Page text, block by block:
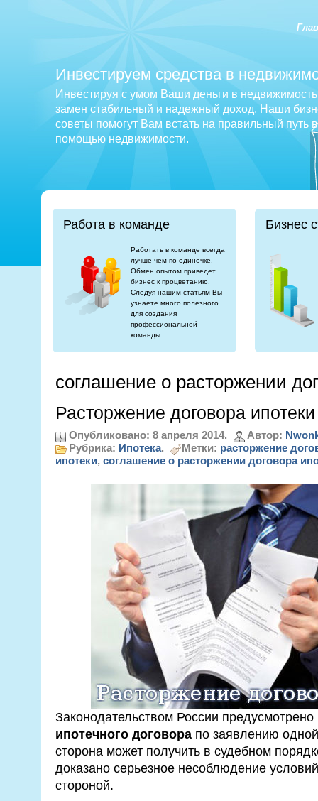
Инвестируем средства в
Инвестируя с умом Ваши деньги в
замен стабильный и надежный доход. Наши
советы помогут Вам встать на правильный путь
помощью недвижимости.
Работа в команде
Работать в команде всегда
лучше чем по одиночке.
Обмен опытом приведет
бизнес к процветанию.
Следуя нашим статьям Вы
узнаете много полезного
для создания
профессиональной
команды
Бизнес
соглашение о расторжении
Расторжение договора ипотеки
Опубликовано: 8 апреля 2014. Автор:
Рубрика: Ипотека. Метки: расторжение
ипотеки, соглашение о расторжении договора
Законодательством России
ипотечного договорапо заявлению
сторона может получить в судебном
доказано серьезное несоблюдение
стороной.